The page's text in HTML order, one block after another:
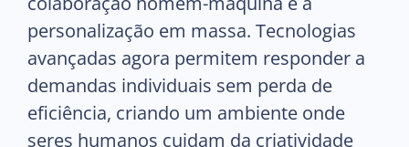
personalização em massa. Tecnologias
avançadas agora permitem responder a
demandas individuais sem perda de
eficiência, criando um ambiente onde
seres humanos cuidam da criatividade